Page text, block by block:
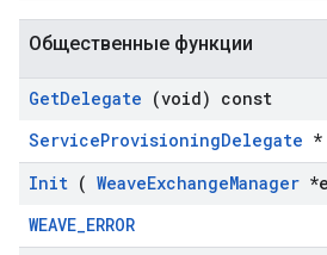
Общественные функции
GetDelegate (void) const
ServiceProvisioningDelegate *
Init ( WeaveExchangeManager
WEAVE_ERROR